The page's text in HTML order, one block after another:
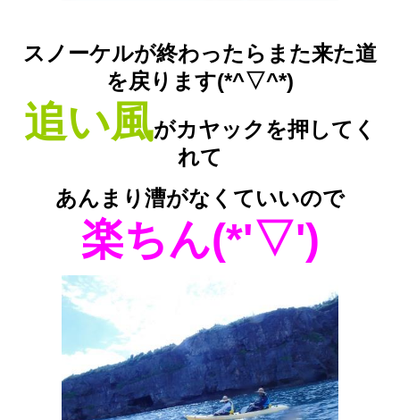
スノーケルが終わったらまた来た道
を戻ります(*^▽^*)
追い風がカヤックを押してく
れて
あんまり漕がなくていいので
楽ちん(*'▽')